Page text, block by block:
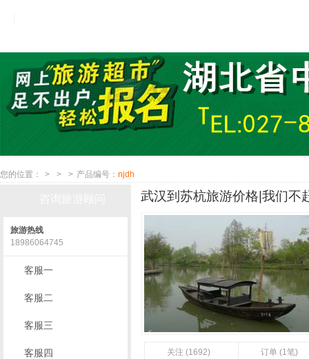
您的位置： > > > 产品编号： njdh
武汉到苏杭旅游价格|我们不
关注 (1692) 订单 (1笔)
旅游热线
18986064745
客服一
客服二
客服三
客服四